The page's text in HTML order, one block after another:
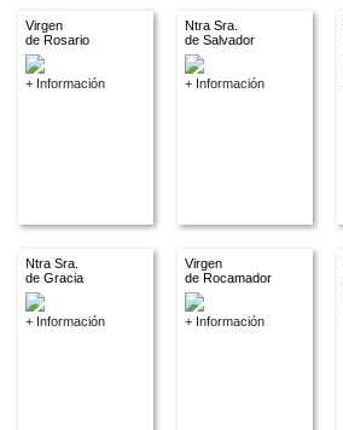
Virgen
de Rosario
+ Información
Ntra Sra.
de Salvador
+ Información
Ntra Sra.
de Gracia
+ Información
Virgen
de Rocamador
+ Información